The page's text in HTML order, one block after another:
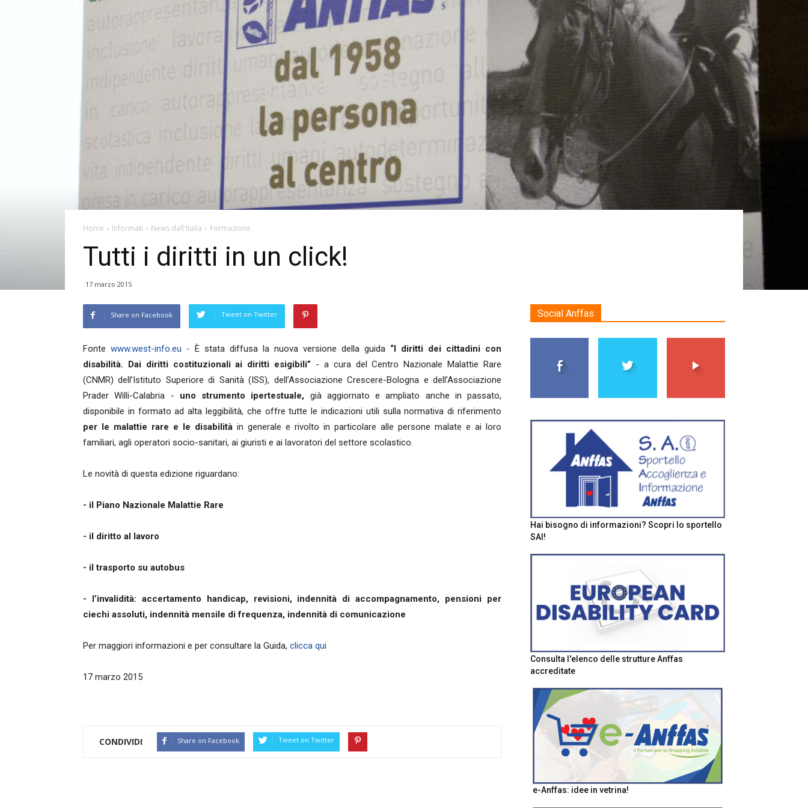
Home Informati News dall'Italia Formazione
Tutti i diritti in un click!
17 marzo 2015
Share on Facebook Tweet on Twitter
Fonte www.west-info.eu - È stata diffusa la nuova versione della guida “I diritti dei cittadini con
disabilità. Dai diritti costituzionali ai diritti esigibili” - a cura del Centro Nazionale Malattie Rare
(CNMR) dell’Istituto Superiore di Sanità (ISS), dell’Associazione Crescere-Bologna e dell’Associazione
Prader Willi-Calabria - uno strumento ipertestuale, già aggiornato e ampliato anche in passato,
disponibile in formato ad alta leggibilità, che offre tutte le indicazioni utili sulla normativa di riferimento
per le malattie rare e le disabilità in generale e rivolto in particolare alle persone malate e ai loro
familiari, agli operatori socio-sanitari, ai giuristi e ai lavoratori del settore scolastico.
Le novità di questa edizione riguardano:
- il Piano Nazionale Malattie Rare
- il diritto al lavoro
- il trasporto su autobus
- l’invalidità: accertamento handicap, revisioni, indennità di accompagnamento, pensioni per
ciechi assoluti, indennità mensile di frequenza, indennità di comunicazione
Per maggiori informazioni e per consultare la Guida, clicca qui
17 marzo 2015
CONDIVIDI Share on Facebook Tweet on Twitter
Social Anffas
Hai bisogno di informazioni? Scopri lo sportello
SAI!
Consulta l'elenco delle strutture Anffas
accreditate
e-Anffas: idee in vetrina!